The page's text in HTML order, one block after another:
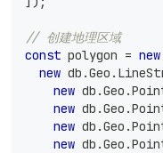
// 创建地理区域
const polygon = new
new db .Geo .
new db .Geo .
new db .Geo .
new db .Geo .
new db .Geo .